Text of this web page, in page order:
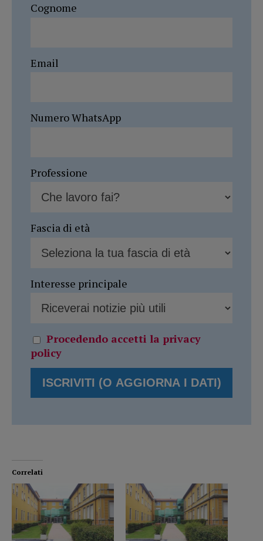
Cognome
Email
Numero WhatsApp
Professione
Fascia di età
Interesse principale
Procedendo accetti la privacy
policy
Correlati